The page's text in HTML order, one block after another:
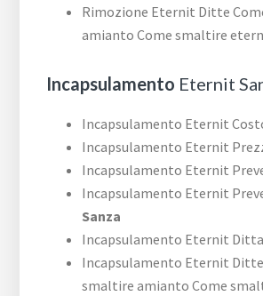
Rimozione Eternit Ditte
amianto Come smaltire
Incapsulamento Eternit
Incapsulamento Eternit
Incapsulamento Eternit
Incapsulamento Eternit
Incapsulamento Eternit
Sanza
Incapsulamento Eternit Ditta
Incapsulamento Eternit
smaltire amianto Come